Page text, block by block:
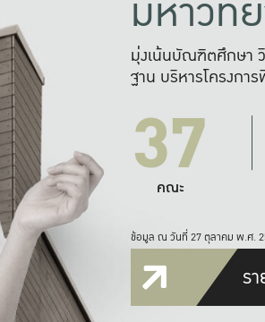
มหาวิท
มุ่งเน้นบัณฑิตศึกษา
ฐาน บริหารโครงกา
37
คณะ
ข้อมูล ณ วันที่ 27 ตุลาคม พ.ศ.
ร